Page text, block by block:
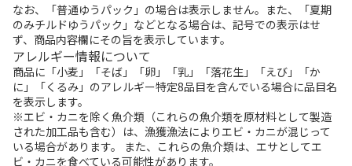
なお、「普通ゆうパック」の場合は表示しません。また、「夏期
のみチルドゆうパック」などとなる場合は、記号での表示はせ
ず、商品内容欄にその旨を表示しています。
アレルギー情報について
商品に「小麦」「そば」「卵」「乳」「落花生」「えび」「か
に」「くるみ」のアレルギー特定8品目を含んでいる場合に品目名
を表示します。
※エビ・カニを除く魚介類（これらの魚介類を原材料として製造
された加工品も含む）は、漁獲漁法によりエビ・カニが混じって
いる場合があります。 また、これらの魚介類は、エサとしてエ
ビ・カニを食べている可能性があります。